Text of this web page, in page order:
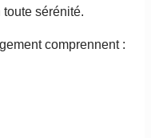
sérénité.
comprennent :